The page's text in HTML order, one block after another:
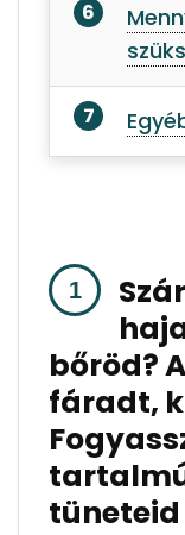
bőröd?
fáradt,